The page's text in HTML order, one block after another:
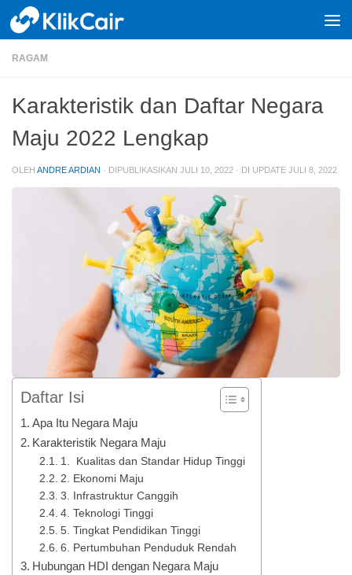
Skip to content
RAGAM
Karakteristik dan Daftar Negara
Maju 2022 Lengkap
OLEH ANDRE ARDIAN · DIPUBLIKASIKAN JULI 10, 2022 · DI UPDATE JULI 8, 2022
Daftar Isi
Apa Itu Negara Maju
Karakteristik Negara Maju
1. Kualitas dan Standar Hidup Tinggi
2. Ekonomi Maju
3. Infrastruktur Canggih
4. Teknologi Tinggi
5. Tingkat Pendidikan Tinggi
6. Pertumbuhan Penduduk Rendah
Hubungan HDI dengan Negara Maju